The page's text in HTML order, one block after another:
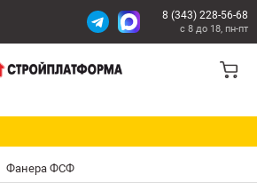
Фанера ФСФ
8 (343) 228-56-68
с 8 до 18, пн-пт